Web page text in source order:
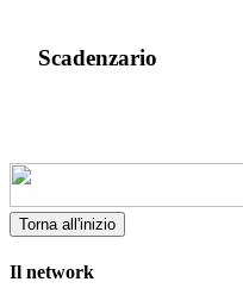
Scadenzario
Torna all'inizio
Il network